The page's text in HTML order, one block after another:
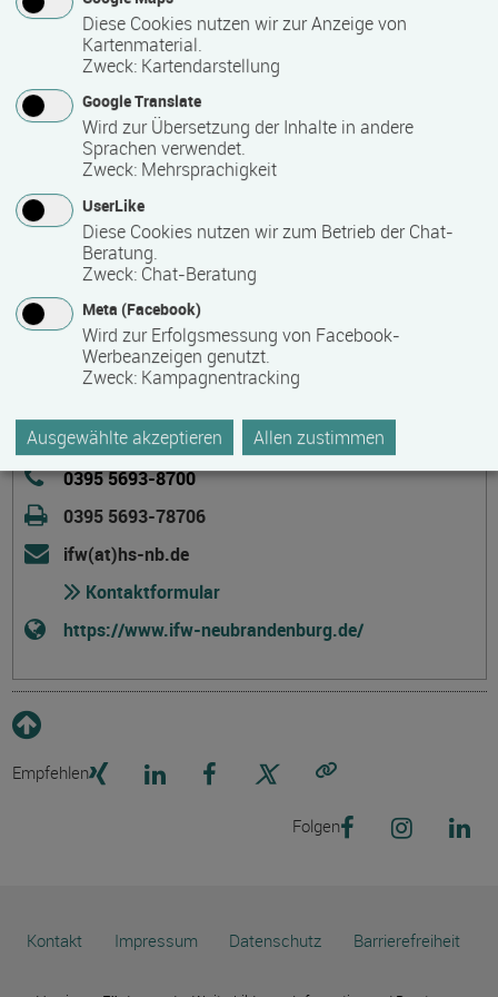
schulen zu lassen. Eine äußerst effektive und preiswerte
Möglichkeit.
Sprechen auch Sie uns gern an bei eigenem Bedarf!
Kontakt
Institut für Weiterbildung (IfW) an der Hochschule
Neubrandenburg e.V.
Brodaer Straße 2
17033 Neubrandenburg
Deutschland
0395 5693-8700
0395 5693-78706
ifw(at)hs-nb.de
Kontaktformular
https://www.ifw-neubrandenburg.de/
Empfehlen
Folgen
Kontakt Impressum Datenschutz Barrierefreiheit
Diese Cookies nutzen wir zur Anzeige von
Kartenmaterial.
Zweck: Kartendarstellung
Google Translate
Wird zur Übersetzung der Inhalte in andere
Sprachen verwendet.
Zweck: Mehrsprachigkeit
UserLike
Diese Cookies nutzen wir zum Betrieb der Chat-
Beratung.
Zweck: Chat-Beratung
Meta (Facebook)
Wird zur Erfolgsmessung von Facebook-
Werbeanzeigen genutzt.
Zweck: Kampagnentracking
Ausgewählte akzeptieren Allen zustimmen